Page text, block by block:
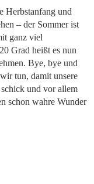
Herbstanfang und
– der Sommer ist
ganz viel
Grad heißt es nun
Bye, bye und
tun, damit unsere
und vor allem
schon wahre Wunder